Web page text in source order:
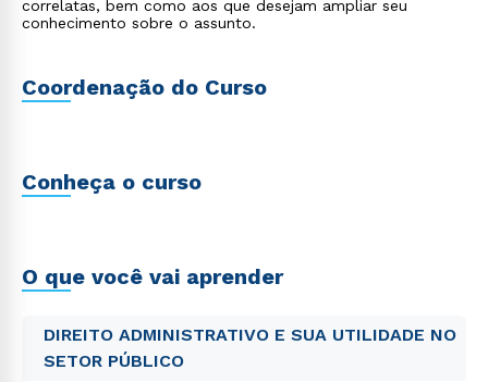
correlatas, bem como aos que desejam ampliar seu
conhecimento sobre o assunto.
Coordenação do Curso
Conheça o curso
O que você vai aprender
DIREITO ADMINISTRATIVO E SUA UTILIDADE NO
SETOR PÚBLICO